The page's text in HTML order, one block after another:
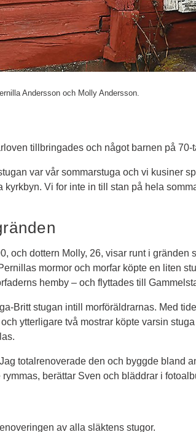
Andersson och Molly Andersson.
tillbringades och något barnen på 70-
var vår sommarstuga och vi kusiner
kyrkbyn. Vi for inte in till stan på hela
och dottern Molly, 26, visar runt i gränden
mormor och morfar köpte en liten
hemby – och flyttades till
Britt stugan intill morföräldrarnas. Med
ytterligare två mostrar köpte varsin
totalrenoverade den och byggde bland
berättar Sven och bläddrar i
av alla släktens stugor.